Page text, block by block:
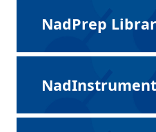
NadPrep
NadInstrument